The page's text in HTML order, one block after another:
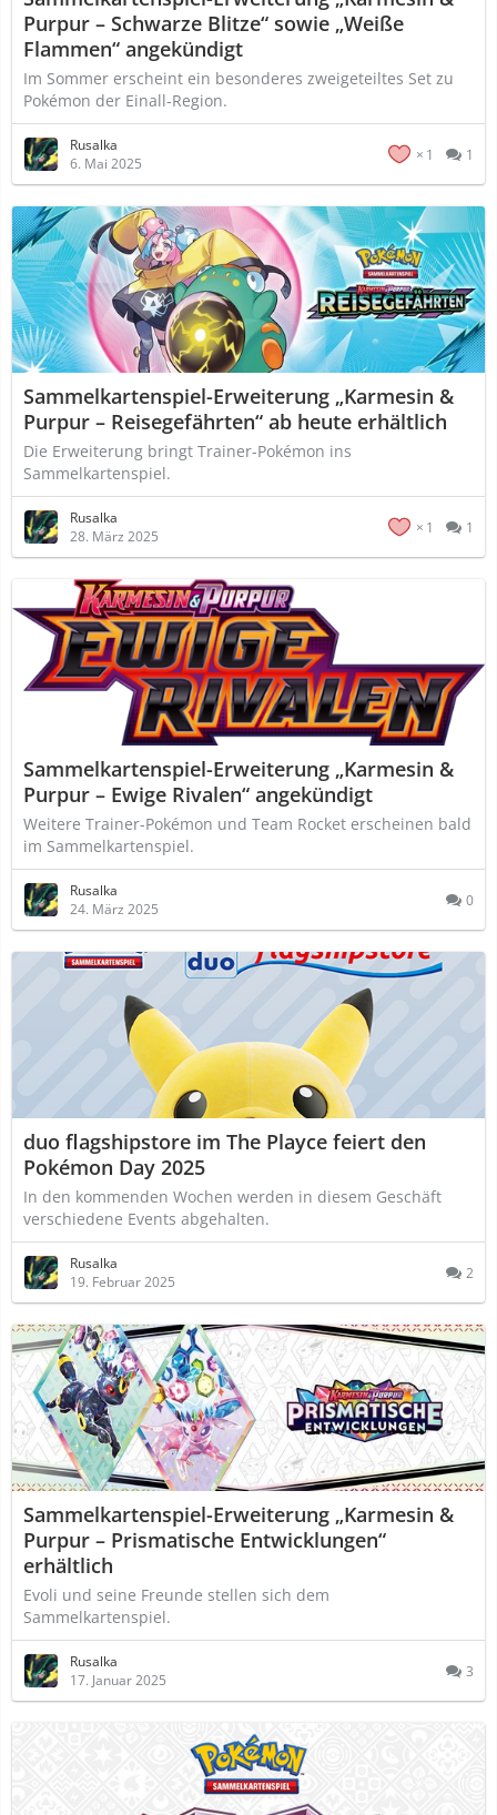
Purpur – Schwarze Blitze“ sowie „Weiße
Flammen“ angekündigt
Im Sommer erscheint ein besonderes zweigeteiltes Set zu
Pokémon der Einall-Region.
Rusalka
6. Mai 2025
1 1
Sammelkartenspiel-Erweiterung „Karmesin &
Purpur – Reisegefährten“ ab heute erhältlich
Die Erweiterung bringt Trainer-Pokémon ins
Sammelkartenspiel.
Rusalka
28. März 2025
1 1
Sammelkartenspiel-Erweiterung „Karmesin &
Purpur – Ewige Rivalen“ angekündigt
Weitere Trainer-Pokémon und Team Rocket erscheinen bald
im Sammelkartenspiel.
Rusalka
24. März 2025
0
duo flagshipstore im The Playce feiert den
Pokémon Day 2025
In den kommenden Wochen werden in diesem Geschäft
verschiedene Events abgehalten.
Rusalka
19. Februar 2025
2
Sammelkartenspiel-Erweiterung „Karmesin &
Purpur – Prismatische Entwicklungen“
erhältlich
Evoli und seine Freunde stellen sich dem
Sammelkartenspiel.
Rusalka
17. Januar 2025
3